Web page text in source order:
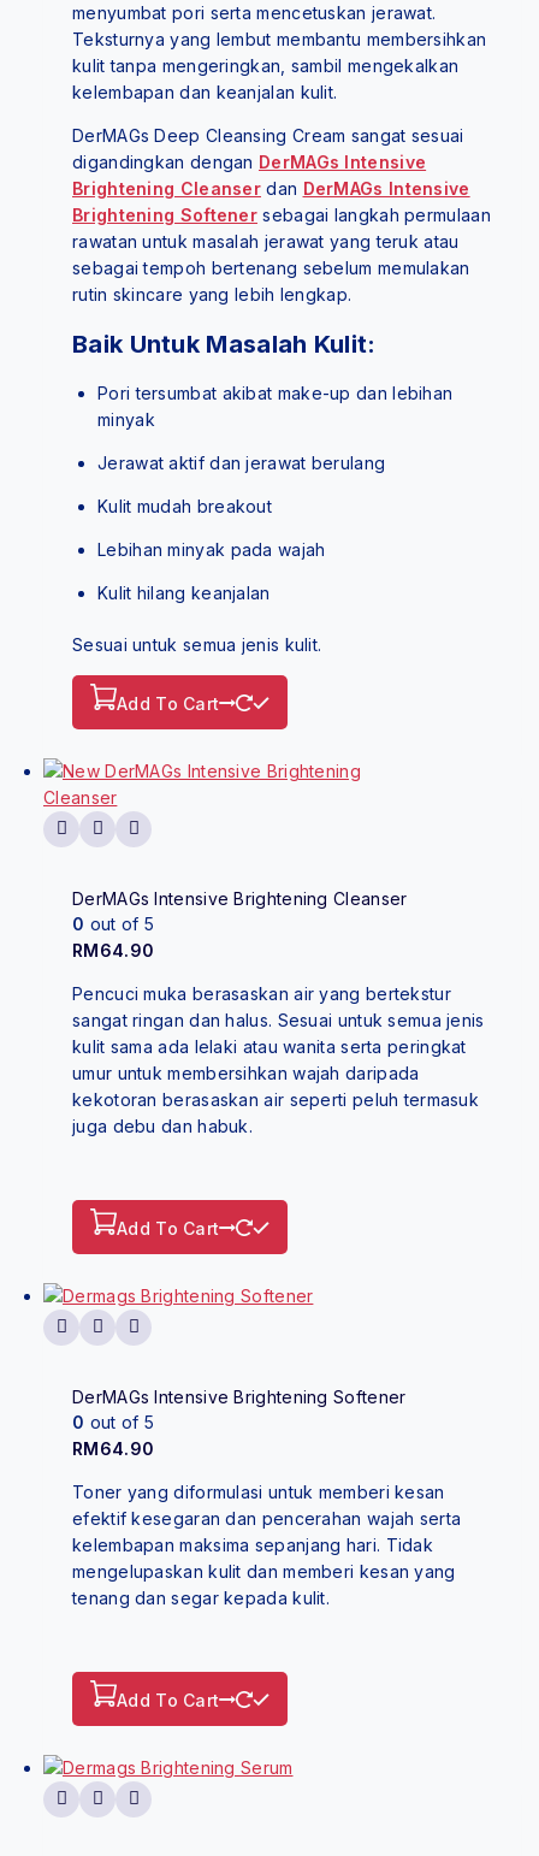
menyumbat pori serta mencetuskan jerawat.
Teksturnya yang lembut membantu membersihkan
kulit tanpa mengeringkan, sambil mengekalkan
kelembapan dan keanjalan kulit.
DerMAGs Deep Cleansing Cream sangat sesuai
digandingkan dengan DerMAGs Intensive
Brightening Cleanser dan DerMAGs Intensive
Brightening Softener sebagai langkah permulaan
rawatan untuk masalah jerawat yang teruk atau
sebagai tempoh bertenang sebelum memulakan
rutin skincare yang lebih lengkap.
Baik Untuk Masalah Kulit:
Pori tersumbat akibat make-up dan lebihan
minyak
Jerawat aktif dan jerawat berulang
Kulit mudah breakout
Lebihan minyak pada wajah
Kulit hilang keanjalan
Sesuai untuk semua jenis kulit.
Add To Cart
DerMAGs Intensive Brightening Cleanser
0 out of 5
RM64.90
Pencuci muka berasaskan air yang bertekstur
sangat ringan dan halus. Sesuai untuk semua jenis
kulit sama ada lelaki atau wanita serta peringkat
umur untuk membersihkan wajah daripada
kekotoran berasaskan air seperti peluh termasuk
juga debu dan habuk.
Add To Cart
DerMAGs Intensive Brightening Softener
0 out of 5
RM64.90
Toner yang diformulasi untuk memberi kesan
efektif kesegaran dan pencerahan wajah serta
kelembapan maksima sepanjang hari. Tidak
mengelupaskan kulit dan memberi kesan yang
tenang dan segar kepada kulit.
Add To Cart